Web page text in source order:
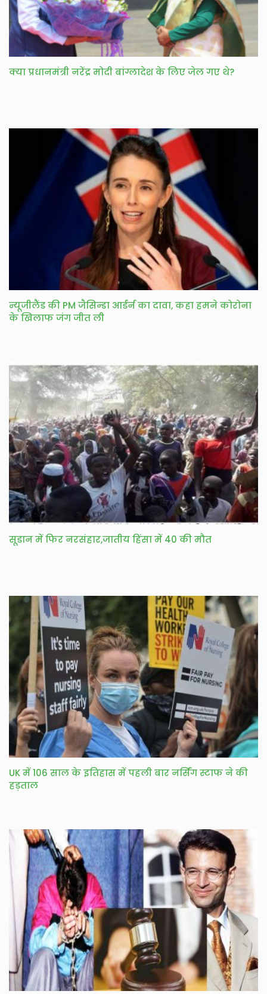
क्या प्रधानमंत्री नरेंद्र मोदी बांग्लादेश के लिए जेल गए थे?
न्यूजीलैंड की PM जैसिन्डा आर्डर्न का दावा, कहा हमने कोरोना
के खिलाफ जंग जीत ली
सूडान में फिर नरसंहार,जातीय हिंसा में 40 की मौत
UK में 106 साल के इतिहास में पहली बार नर्सिंग स्टाफ ने की
हड़ताल